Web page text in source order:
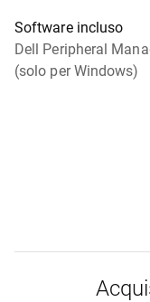
Software incluso
Dell Peripheral
(solo per Windows)